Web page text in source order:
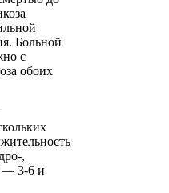
Больной
с
обоих
,
— 3-6 и